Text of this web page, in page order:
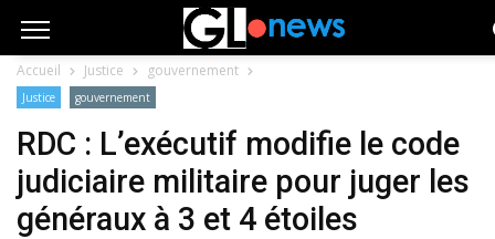
Accueil Justice gouvernement
Justice gouvernement
RDC : L’exécutif modifie le code
judiciaire militaire pour juger les
généraux à 3 et 4 étoiles